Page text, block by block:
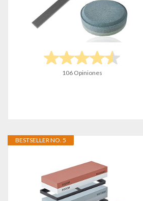
106 Opiniones
BESTSELLER NO. 5